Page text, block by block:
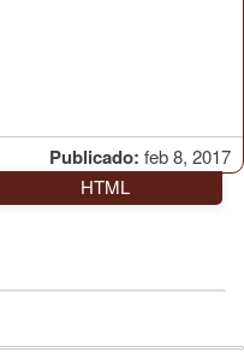
Publicado: feb 8, 2017
HTML